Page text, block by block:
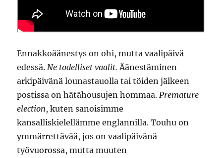
Ennakkoäänestys on ohi, mutta vaalipäivä
edessä.Ne todelliset vaalit. Äänestäminen
arkipäivänä lounastauolla tai töiden jälkeen
postissa on hätähousujen hommaa.Premature
election, kuten sanoisimme
kansalliskielellämme englannilla. Touhu on
ymmärrettävää, jos on vaalipäivänä
työvuorossa, mutta muuten